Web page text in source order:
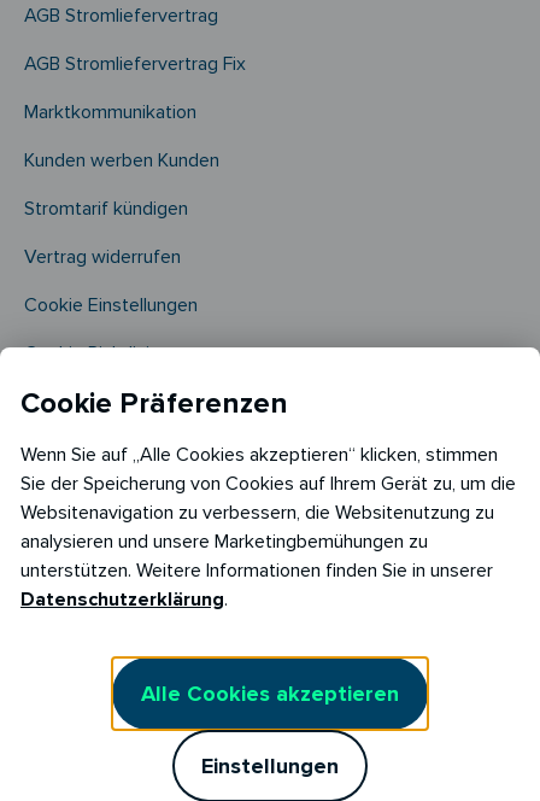
AGB Stromliefervertrag
AGB Stromliefervertrag Fix
Marktkommunikation
Kunden werben Kunden
Stromtarif kündigen
Vertrag widerrufen
Cookie Einstellungen
Cookie Richtlinie​
Copyright © 2026
RABOT Energy DE GmbH
Hopfenmarkt 33,
Cookie Präferenzen
Wenn Sie auf „Alle Cookies akzeptieren“ klicken, stimmen
Sie der Speicherung von Cookies auf Ihrem Gerät zu, um die
Websitenavigation zu verbessern, die Websitenutzung zu
analysieren und unsere Marketingbemühungen zu
unterstützen. Weitere Informationen finden Sie in unserer
Datenschutzerklärung.
Alle Cookies akzeptieren
Einstellungen